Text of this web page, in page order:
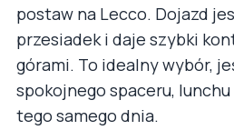
postaw na Lecco. Dojazd
przesiadek i daje szybki
górami. To idealny wybór,
spokojnego spaceru,
tego samego dnia.